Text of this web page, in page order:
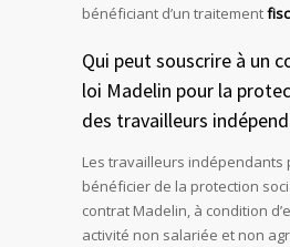
bénéficiant d’un traitement
Qui peut souscrire à un
loi Madelin pour la
des travailleurs
Les travailleurs indépendants
bénéficier de la protection
contrat Madelin, à condition
activité non salariée et non